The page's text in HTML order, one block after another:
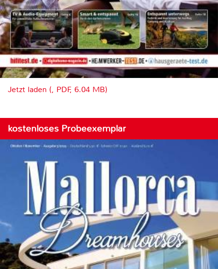
Jetzt laden (, PDF, 6.04 MB)
kostenloses Probeexemplar